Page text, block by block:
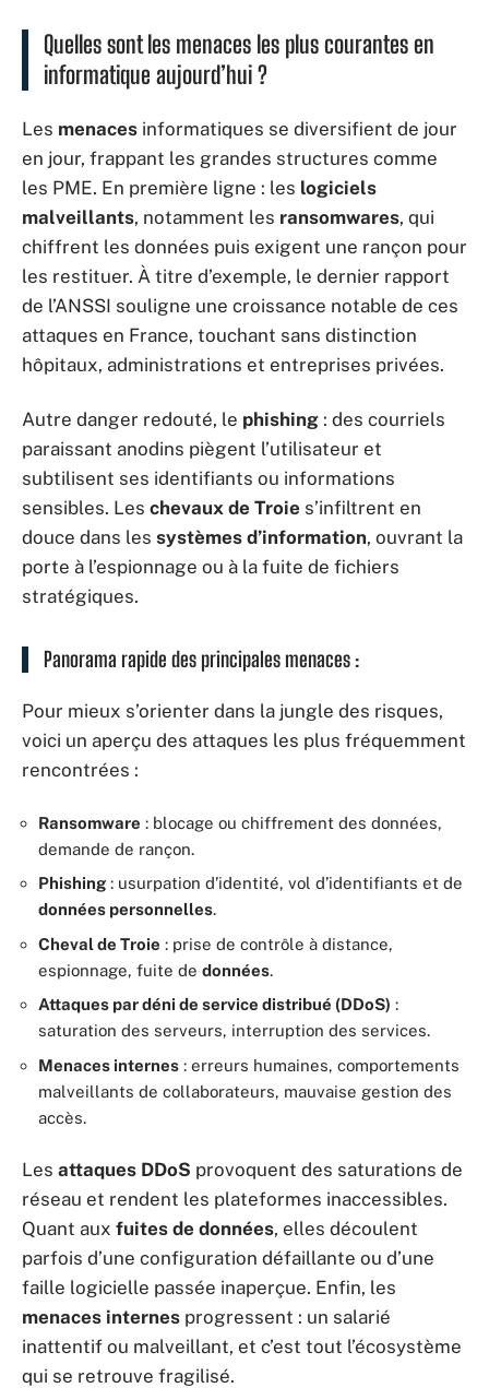
Quelles sont les menaces les plus courantes en
informatique aujourd’hui ?
Les menaces informatiques se diversifient de jour
en jour, frappant les grandes structures comme
les PME. En première ligne : les logiciels
malveillants, notamment les ransomwares, qui
chiffrent les données puis exigent une rançon pour
les restituer. À titre d’exemple, le dernier rapport
de l’ANSSI souligne une croissance notable de ces
attaques en France, touchant sans distinction
hôpitaux, administrations et entreprises privées.
Autre danger redouté, le phishing : des courriels
paraissant anodins piègent l’utilisateur et
subtilisent ses identifiants ou informations
sensibles. Les chevaux de Troie s’infiltrent en
douce dans les systèmes d’information, ouvrant la
porte à l’espionnage ou à la fuite de fichiers
stratégiques.
Panorama rapide des principales menaces :
Pour mieux s’orienter dans la jungle des risques,
voici un aperçu des attaques les plus fréquemment
rencontrées :
Ransomware : blocage ou chiffrement des données,
demande de rançon.
Phishing : usurpation d’identité, vol d’identifiants et de
données personnelles.
Cheval de Troie : prise de contrôle à distance,
espionnage, fuite de données.
Attaques par déni de service distribué (DDoS) :
saturation des serveurs, interruption des services.
Menaces internes : erreurs humaines, comportements
malveillants de collaborateurs, mauvaise gestion des
accès.
Les attaques DDoS provoquent des saturations de
réseau et rendent les plateformes inaccessibles.
Quant aux fuites de données, elles découlent
parfois d’une configuration défaillante ou d’une
faille logicielle passée inaperçue. Enfin, les
menaces internes progressent : un salarié
inattentif ou malveillant, et c’est tout l’écosystème
qui se retrouve fragilisé.